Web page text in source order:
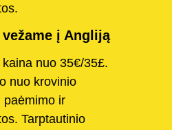
į Angliją
nuo 35€/35£.
nuo krovinio
paėmimo ir
Tarptautinio